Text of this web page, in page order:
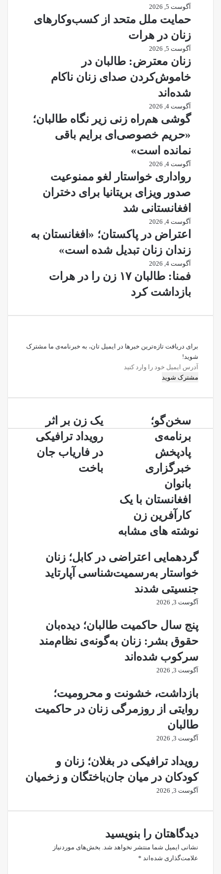
آگوست 5, 2026
حمایت ملل متحد از کسب‌وکارهای
زنان در هرات
آگوست 5, 2026
زنان معترض: طالبان در
خاموش‌کردن صدای زنان ناکام
شده‌اند
آگوست 4, 2026
گوشی هم‌راه زنی زیر نگاه طالبان؛
«حریم خصوصی‌ای برایم باقی
نمانده است»
آگوست 4, 2026
رواداری خواستار لغو ممنوعیت
صدور ویزای بریتانیا برای دختران
افغانستانی شد
آگوست 4, 2026
اعتراض در پاکستان؛ «افغانستان به
زندان زنان تبدیل شده است»
آگوست 4, 2026
فمنا: طالبان ۱۷ زن را در هرات
بازداشت کرد
برای دریافت تازه‌ترین خبرها در ایمیل تان، به خبرنامه‌ی ما مشترک
شوید!
آدرس
ایمیل
را
کنید
یک
زن
بر
رویداد
ترافیکی
یک زن بر اثر
رویداد ترافیکی
در فاریاب جان
باخت
سخن‌گو؛
برنامه‌ی
پادپخش
خبرگزاری
بانوان
افغانستان
یک
کارآفرین
زن
سخن‌گو؛
برنامه‌ی
پادپخش
خبرگزاری
بانوان
افغانستان با یک
کارآفرین زن
نوشته های مشابه
گردهمایی اعتراضی در کابل؛ زنان
خواستار به‌رسمیت‌شناسی آپارتاید
جنسیتی شدند
آگوست 3, 2026
پنج سال حاکمیت طالبان؛ دیده‌بان
حقوق بشر: زنان به‌گونه‌ی نظام‌مند
سرکوب شده‌اند
آگوست 3, 2026
بازداشت، خشونت و محرومیت؛
روایتی از روزمرگی زنان در حاکمیت
طالبان
آگوست 3, 2026
رویداد ترافیکی در بغلان؛ زنان و
کودکان در میان جان‌باختگان و زخمیان
آگوست 3, 2026
دیدگاهتان را بنویسید
نشانی ایمیل شما منتشر نخواهد شد. بخش‌های موردنیاز
علامت‌گذاری شده‌اند *